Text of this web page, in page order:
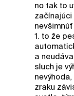
no tak to
1. to že
a
sluch je
zraku